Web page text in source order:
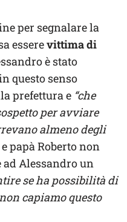
per segnalare la
esserevittima di
è stato
questo senso
prefettura e “che
per avviare
almeno degli
papà Roberto non
Alessandro un
se ha possibilità di
capiamo questo